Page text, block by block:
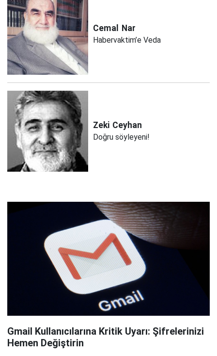
Cemal Nar
Habervaktim’e Veda
Zeki Ceyhan
Doğru söyleyeni!
Gmail Kullanıcılarına Kritik Uyarı: Şifrelerinizi
Hemen Değiştirin